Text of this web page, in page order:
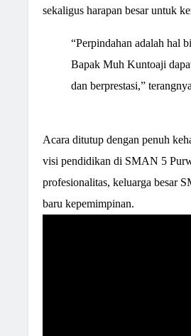
sekaligus harapan besar untuk
“Perpindahan adalah hal
Bapak Muh Kuntoaji
dan berprestasi,”
Acara ditutup dengan penuh
visi pendidikan di SMAN 5
profesionalitas, keluarga besar
baru kepemimpinan.